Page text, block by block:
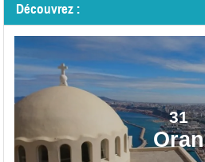
Découvrez :
31
Oran